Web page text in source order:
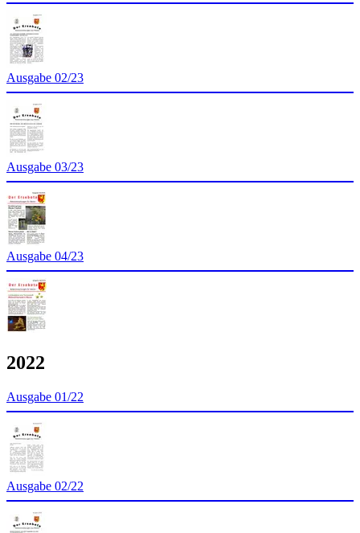
Ausgabe 02/23
Ausgabe 03/23
Ausgabe 04/23
2022
Ausgabe 01/22
Ausgabe 02/22